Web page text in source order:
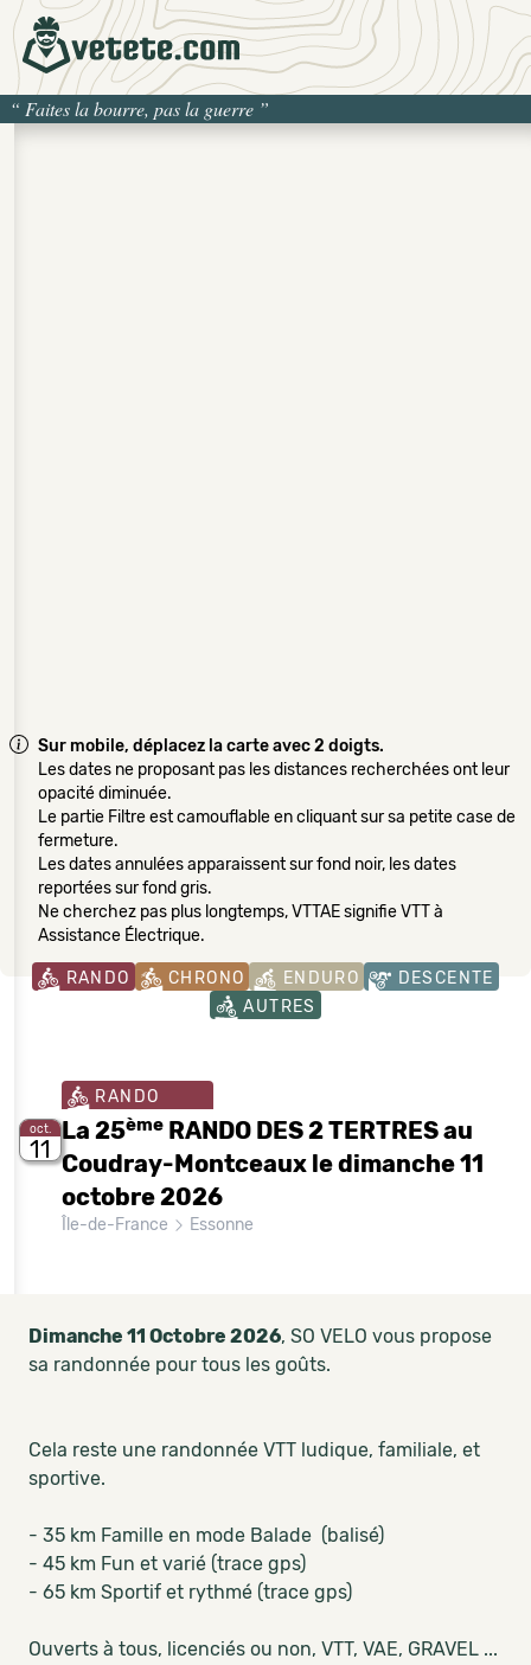
“ Faites la bourre, pas la guerre ”
Sur mobile, déplacez la carte avec 2 doigts.
Les dates ne proposant pas les distances recherchées ont leur
opacité diminuée.
Le partie Filtre est camouflable en cliquant sur sa petite case de
fermeture.
Les dates annulées apparaissent sur fond noir, les dates
reportées sur fond gris.
Ne cherchez pas plus longtemps, VTTAE signifie VTT à
Assistance Électrique.
RANDO CHRONO ENDURO
DESCENTE
AUTRES
oct.
11
RANDO
La 25ème RANDO DES 2 TERTRES au
Coudray-Montceaux le dimanche 11
octobre 2026
Île-de-France Essonne
Dimanche 11 Octobre 2026, SO VELO vous propose
sa randonnée pour tous les goûts.
Cela reste une randonnée VTT ludique, familiale, et
sportive.
- 35 km Famille en mode Balade (balisé)
- 45 km Fun et varié (trace gps)
- 65 km Sportif et rythmé (trace gps)
Ouverts à tous, licenciés ou non, VTT, VAE, GRAVEL ...